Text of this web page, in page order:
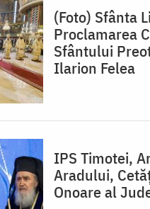
(Foto) Sfânta
Proclamarea
Sfântului
Ilarion Felea
IPS Timotei,
Aradului,
Onoare al